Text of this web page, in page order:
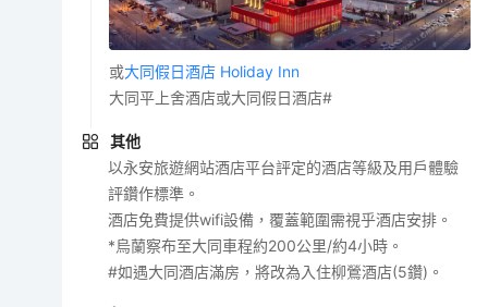
或大同假日酒店 Holiday Inn
大同平上舍酒店或大同假日酒店#
其他
以永安旅遊網站酒店平台評定的酒店等級及用戶體驗
評鑽作標準。
酒店免費提供wifi設備，覆蓋範圍需視乎酒店安排。
*烏蘭察布至大同車程約200公里/約4小時。
#如遇大同酒店滿房，將改為入住柳鶯酒店(5鑽)。